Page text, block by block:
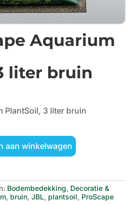
Aquarium
liter bruin
PlantSoil, 3 liter bruin
aan winkelwagen
Bodembedekking, Decoratie &
, bruin,JBL, plantsoil, ProScape